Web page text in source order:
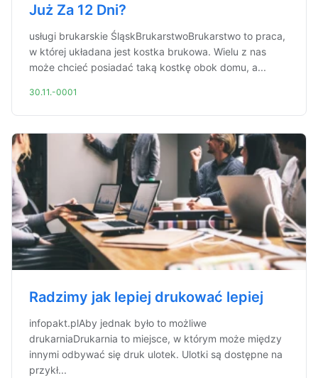
Już Za 12 Dni?
usługi brukarskie ŚląskBrukarstwoBrukarstwo to praca,
w której układana jest kostka brukowa. Wielu z nas
może chcieć posiadać taką kostkę obok domu, a...
30.11.-0001
Radzimy jak lepiej drukować lepiej
infopakt.plAby jednak było to możliwe
drukarniaDrukarnia to miejsce, w którym może między
innymi odbywać się druk ulotek. Ulotki są dostępne na
przykł...